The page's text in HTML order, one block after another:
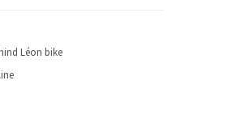
Léon bike